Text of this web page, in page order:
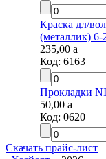
Краска дл/
(металлик) 6-
235,00a
Код:6163
Прокладки
50,00a
Код:0620
Скачать прайс-лист